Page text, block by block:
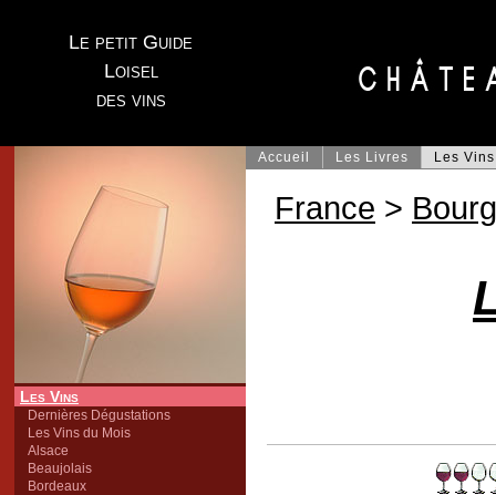
Le petit Guide
Loisel
des vins
Les Vins
Dernières Dégustations
Les Vins du Mois
Alsace
Beaujolais
Bordeaux
Accueil Les Livres Les Vins
France >